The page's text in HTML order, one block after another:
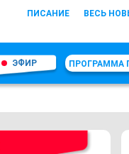
ПИСАНИЕ ВЕСЬ
ЭФИР ПРОГРАММА